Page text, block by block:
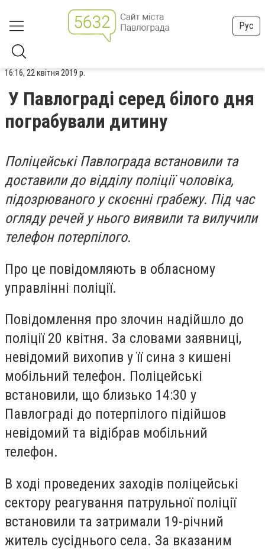
Рус
16:16, 22 квітня 2019 р.
У Павлограді серед білого дня
пограбували дитину
Поліцейські Павлограда встановили та
доставили до відділу поліції чоловіка,
підозрюваного у скоєнні грабежу. Під час
огляду речей у нього виявили та вилучили
телефон потерпілого.
Про це повідомляють в обласному
управлінні поліції.
Повідомлення про злочин надійшло до
поліції 20 квітня. За словами заявниці,
невідомий вихопив у її сина з кишені
мобільний телефон. Поліцейські
встановили, що близько 14:30 у
Павлограді до потерпілого підійшов
невідомий та відібрав мобільний
телефон.
В ході проведених заходів поліцейські
сектору реагування патрульної поліції
встановили та затримали 19-річний
житель сусіднього села. За вказаним